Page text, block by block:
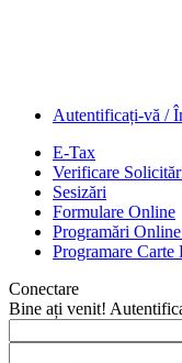
Autentificați-vă /
E-Tax
Verificare
Sesizări
Formulare Online
Programări
Programare Carte
Conectare
Bine ați venit!